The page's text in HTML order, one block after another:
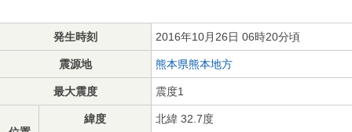
発生時刻 2016年10月26日 06時20分頃
震源地 熊本県熊本地方
最大震度 震度1
緯度 北緯 32.7度